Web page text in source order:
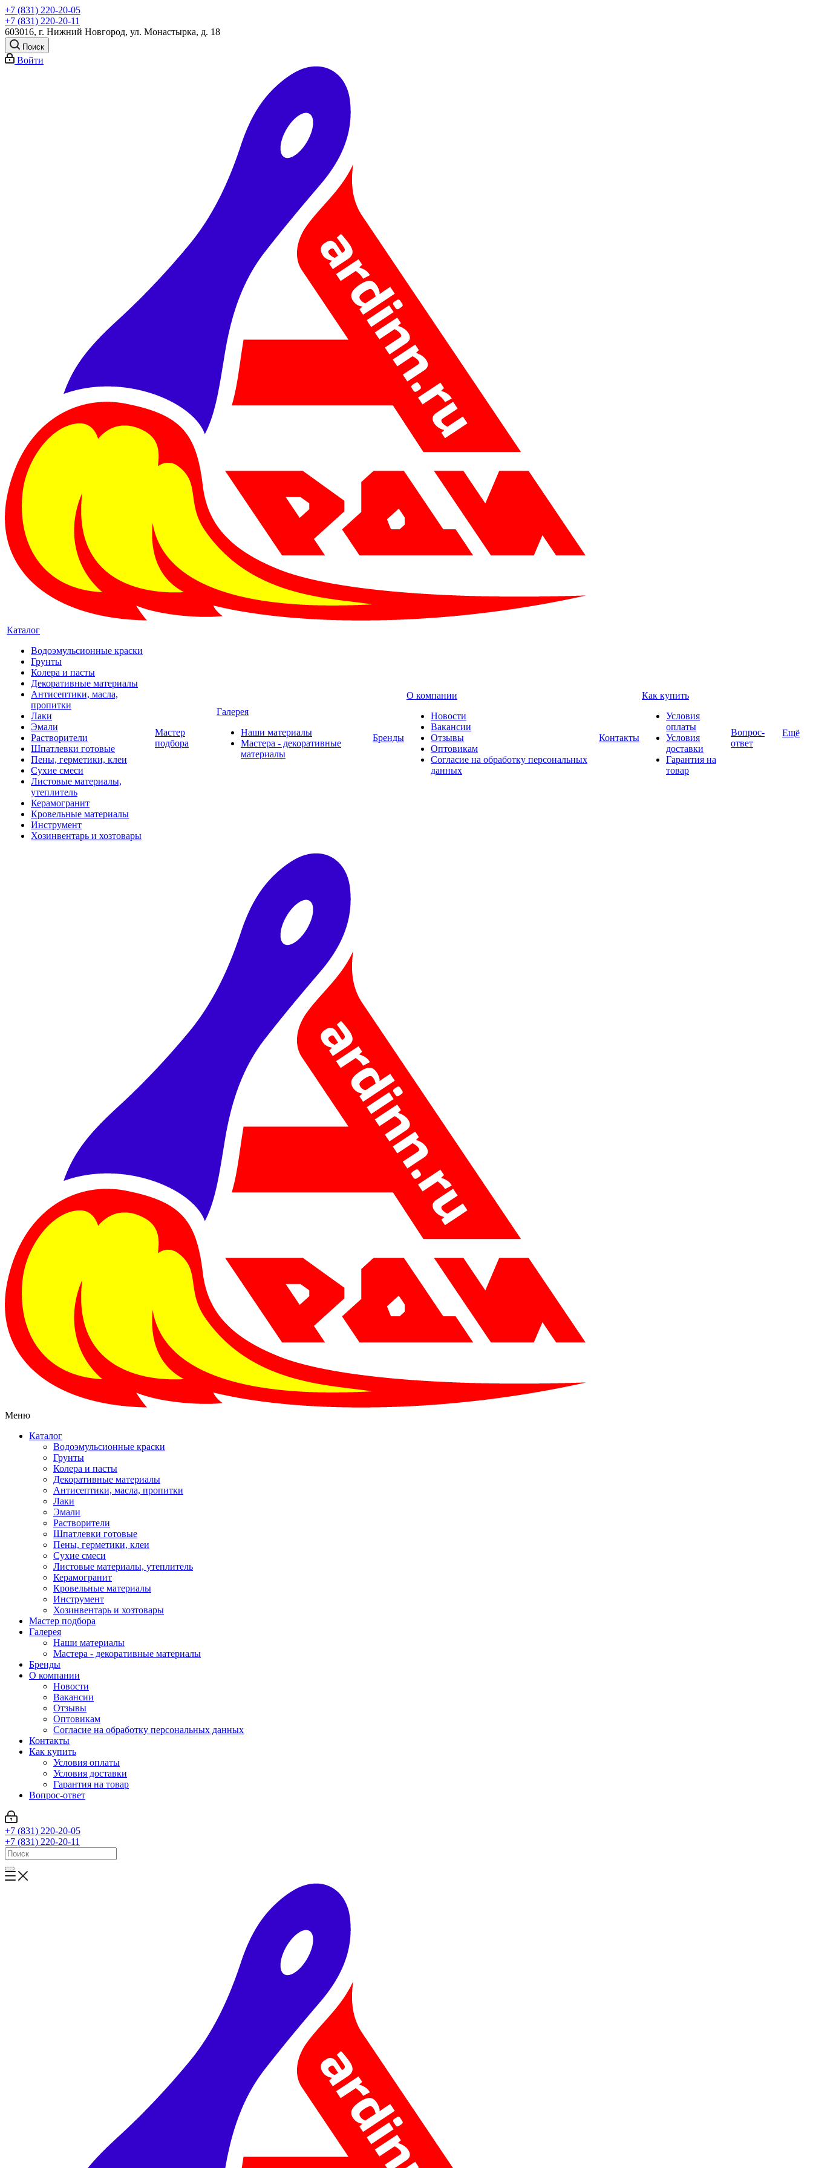
+7 (831) 220-20-05
+7 (831) 220-20-11
603016, г. Нижний Новгород, ул. Монастырка, д. 18
Поиск
Войти
Каталог
Водоэмульсионные краски
Грунты
Колера и пасты
Декоративные материалы
Антисептики, масла,
пропитки
Лаки
Эмали
Растворители
Шпатлевки готовые
Пены, герметики, клеи
Сухие смеси
Листовые материалы,
утеплитель
Керамогранит
Кровельные материалы
Инструмент
Хозинвентарь и хозтовары
Мастер
подбора
Галерея
Наши материалы
Мастера - декоративные
материалы
Бренды
О компании
Новости
Вакансии
Отзывы
Оптовикам
Cогласие на обработку персональных
данных
Контакты
Как купить
Условия
оплаты
Условия
доставки
Гарантия на
товар
Вопрос-
ответ
Ещё
Меню
Каталог
Водоэмульсионные краски
Грунты
Колера и пасты
Декоративные материалы
Антисептики, масла, пропитки
Лаки
Эмали
Растворители
Шпатлевки готовые
Пены, герметики, клеи
Сухие смеси
Листовые материалы, утеплитель
Керамогранит
Кровельные материалы
Инструмент
Хозинвентарь и хозтовары
Мастер подбора
Галерея
Наши материалы
Мастера - декоративные материалы
Бренды
О компании
Новости
Вакансии
Отзывы
Оптовикам
Cогласие на обработку персональных данных
Контакты
Как купить
Условия оплаты
Условия доставки
Гарантия на товар
Вопрос-ответ
+7 (831) 220-20-05
+7 (831) 220-20-11